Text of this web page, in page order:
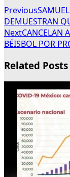
Previous
DEMUESTRAN
NextCANCELAN
BÉISBOL POR
Related Posts